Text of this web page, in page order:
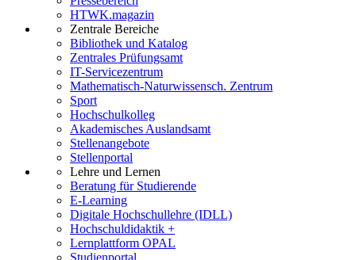
HTWK.magazin
Zentrale Bereiche
Bibliothek und Katalog
Zentrales Prüfungsamt
IT-Servicezentrum
Mathematisch-Naturwissensch. Zentrum
Sport
Hochschulkolleg
Akademisches Auslandsamt
Stellenangebote
Stellenportal
Lehre und Lernen
Beratung für Studierende
E-Learning
Digitale Hochschullehre (IDLL)
Hochschuldidaktik +
Lernplattform OPAL